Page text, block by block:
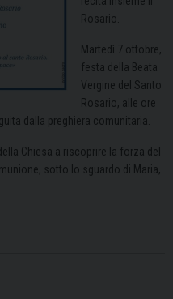
Rosario.
Martedì 7 ottobre,
festa della Beata
Vergine del Santo
Rosario, alle ore
dalla preghiera comunitaria.
Chiesa a riscoprire la forza del
sotto lo sguardo di Maria,